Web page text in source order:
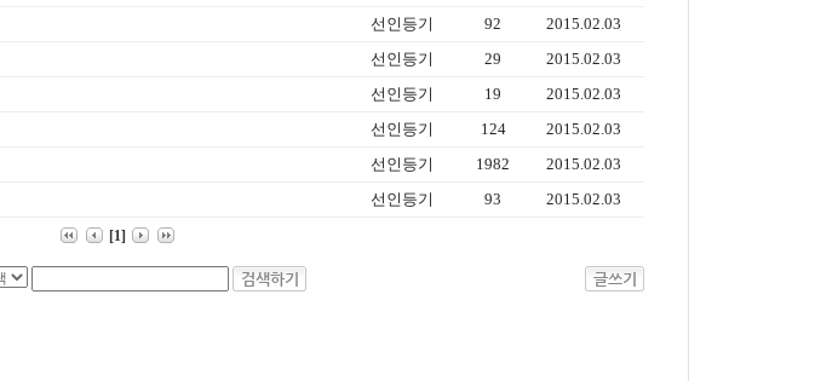
선인등기 92
2015.02.03
선인등기 29
2015.02.03
선인등기 19
2015.02.03
선인등기 124
2015.02.03
선인등기 1982
2015.02.03
선인등기 93 2015.02.03
[1]